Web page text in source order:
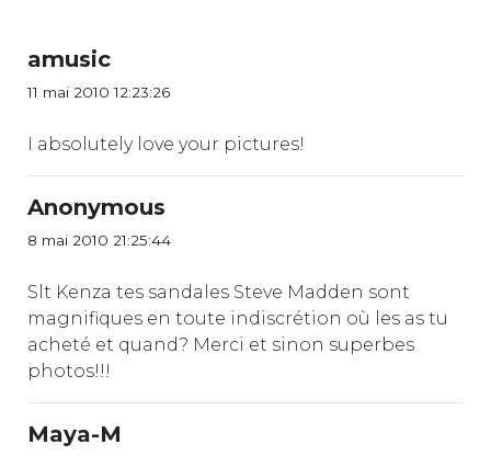
amusic
11 mai 2010 12:23:26
I absolutely love your pictures!
Anonymous
8 mai 2010 21:25:44
Slt Kenza tes sandales Steve Madden sont
magnifiques en toute indiscrétion où les as tu
acheté et quand? Merci et sinon superbes
photos!!!
Maya-M